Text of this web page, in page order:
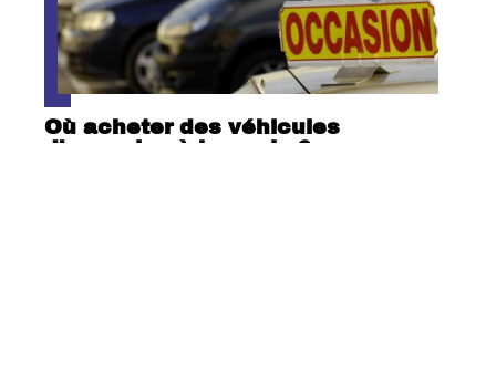
Où acheter des véhicules
d’occasion à bas prix ?